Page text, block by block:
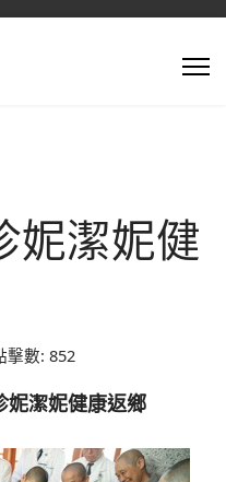
妮潔妮健
擊數: 852
潔妮健康返鄉